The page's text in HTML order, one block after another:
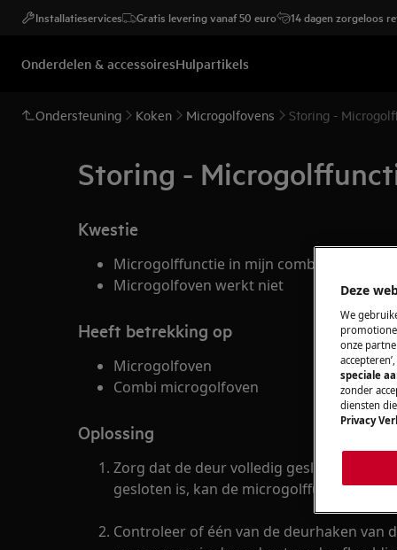
Installatieservices Gratis levering vanaf 50 euro 14 dagen zorgeloos
Onderdelen & accessoiresHulpartikels
Ondersteuning Koken Microgolfovens Storing -
Storing -
Kwestie
Microgolffunctie in mijn combi
Microgolfoven werkt niet
Heeft betrekking op
Microgolfoven
Combi microgolfoven
Oplossing
Zorg dat de deur volledig gesloten is.
gesloten is, kan de microgolffunctie niet
Controleer of één van de deurhaken van
Deze
We
onze
speciale
zonder
diensten
Privacy